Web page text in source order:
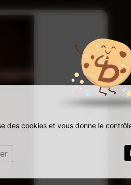
des cookies et vous donne le